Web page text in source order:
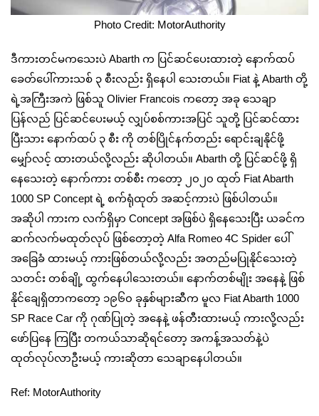
Photo Credit: MotorAuthority
ဒီကားတင်မကသေးပဲ Abarth က ပြင်ဆင်ပေးထားတဲ့ နောက်ထပ်
ခေတ်ပေါ်ကားသစ် ၃ စီးလည်း ရှိနေပါ သေးတယ်။ Fiat နဲ့ Abarth တို့
ရဲ့အကြီးအကဲ ဖြစ်သူ Olivier Francois ကတော့ အခု သေချာ
ပြန်လည် ပြင်ဆင်ပေးမယ့် လျှပ်စစ်ကားအပြင် သူတို့ ပြင်ဆင်ထား
ပြီးသား နောက်ထပ် ၃ စီး ကို တစ်ပြိုင်နက်တည်း ရောင်းချနိုင်ဖို့
မျှော်လင့် ထားတယ်လို့လည်း ဆိုပါတယ်။ Abarth တို့ ပြင်ဆင်ဖို့ ရှိ
နေသေးတဲ့ နောက်ကား တစ်စီး ကတော့ ၂၀၂၀ ထုတ် Fiat Abarth
1000 SP Concept ရဲ့ စက်ရုံထုတ် အဆင့်ကားပဲ ဖြစ်ပါတယ်။
အဆိုပါ ကားက လက်ရှိမှာ Concept အဖြစ်ပဲ ရှိနေသေးပြီး ယခင်က
ဆက်လက်မထုတ်လုပ် ဖြစ်တော့တဲ့ Alfa Romeo 4C Spider ပေါ်
အခြေခံ ထားမယ့် ကားဖြစ်တယ်လို့လည်း အတည်မပြုနိုင်သေးတဲ့
သတင်း တစ်ချို့ ထွက်နေပါသေးတယ်။ နောက်တစ်မျိုး အနေနဲ့ ဖြစ်
နိုင်ချေရှိတာကတော့ ၁၉၆၀ ခုနှစ်များဆီက မူလ Fiat Abarth 1000
SP Race Car ကို ဂုဏ်ပြုတဲ့ အနေနဲ့ ဖန်တီးထားမယ့် ကားလို့လည်း
ဖော်ပြနေ ကြပြီး တကယ်သာဆိုရင်တော့ အကန့်အသတ်နဲ့ပဲ
ထုတ်လုပ်လာဦးမယ့် ကားဆိုတာ သေချာနေပါတယ်။
Ref: MotorAuthority